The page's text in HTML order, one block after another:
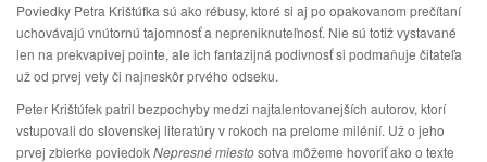
Poviedky Petra Krištúfka sú ako rébusy, ktoré si aj po opakovanom prečítaní
uchovávajú vnútornú tajomnosť a nepreniknuteľnosť. Nie sú totiž vystavané
len na prekvapivej pointe, ale ich fantazijná podivnosť si podmaňuje čitateľa
už od prvej vety či najneskôr prvého odseku.
Peter Krištúfek patril bezpochyby medzi najtalentovanejších autorov, ktorí
vstupovali do slovenskej literatúry v rokoch na prelome milénií. Už o jeho
prvej zbierke poviedokNepresné miestosotva môžeme hovoriť ako o texte